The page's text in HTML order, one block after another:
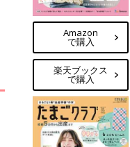
Amazon
で購入
楽天ブックス
で購入